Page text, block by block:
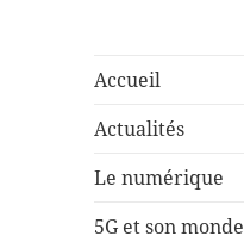
Accueil
Actualités
Le numérique
5G et son monde